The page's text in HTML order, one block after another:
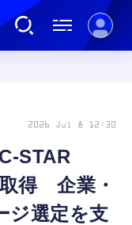
STAR
得 企業・
ジ選定を支
2026 Jul 8 12:30